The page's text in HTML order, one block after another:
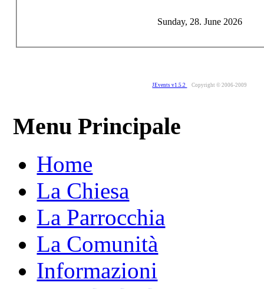
Sunday, 28. June 2026
JEvents v1.5.2 Copyright © 2006-2009
Menu Principale
Home
La Chiesa
La Parrocchia
La Comunità
Informazioni